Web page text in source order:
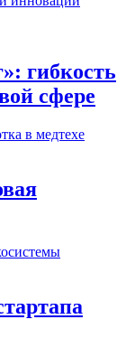
гибкость
сфере